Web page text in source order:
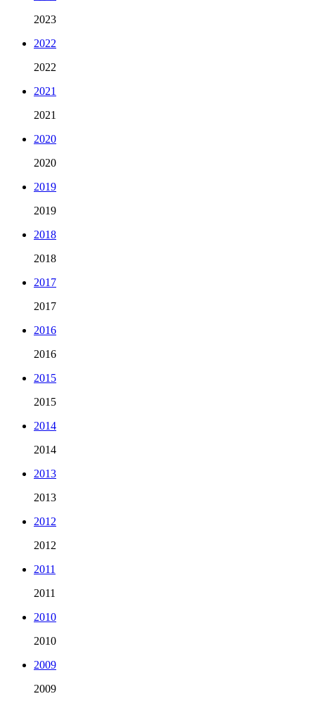
2023
2022
2022
2021
2021
2020
2020
2019
2019
2018
2018
2017
2017
2016
2016
2015
2015
2014
2014
2013
2013
2012
2012
2011
2011
2010
2010
2009
2009